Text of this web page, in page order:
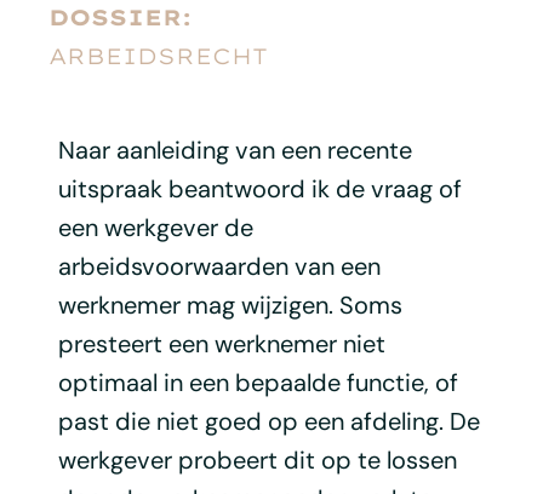
DOSSIER:
ARBEIDSRECHT
Naar aanleiding van een recente
uitspraak beantwoord ik de vraag of
een werkgever de
arbeidsvoorwaarden van een
werknemer mag wijzigen. Soms
presteert een werknemer niet
optimaal in een bepaalde functie, of
past die niet goed op een afdeling. De
werkgever probeert dit op te lossen